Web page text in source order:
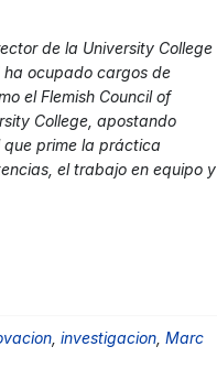
de la University College
ocupado cargos de
el Flemish Council of
College, apostando
prime la práctica
el trabajo en equipo y
investigacion Marc